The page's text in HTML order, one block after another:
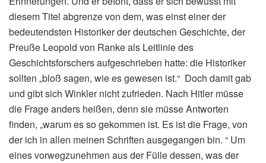
diesem Titel abgrenze von dem, was einst einer der
bedeutendsten Historiker der deutschen Geschichte, der
Preuße Leopold von Ranke als Leitlinie des
Geschichtsforschers aufgeschrieben hatte: die Historiker
sollten „bloß sagen, wie es gewesen ist.“ Doch damit gab
und gibt sich Winkler nicht zufrieden. Nach Hitler müsse
die Frage anders heißen, denn sie müsse Antworten
finden, „warum es so gekommen ist. Es ist die Frage, von
der ich in allen meinen Schriften ausgegangen bin. “ Um
eines vorwegzunehmen aus der Fülle dessen, was der